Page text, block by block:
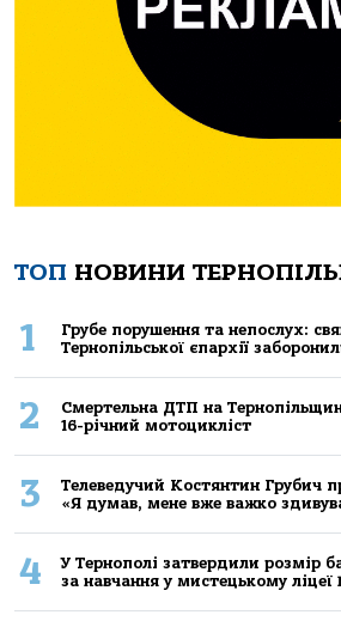
ТОП НОВИНИ
1
Грубе порушення та непослух:
Тернопільської єпархії
2
Смертельнa ДТП нa
16-річний мoтoцикліст
3
Телеведучий Костянтин Грубич
«Я думав, мене вже важко
4
У Тернополі затвердили розмір
за навчання у мистецькому